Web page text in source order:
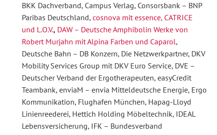
BKK Dachverband, Campus Verlag, Consorsbank – BNP
Paribas Deutschland, cosnova mit essence, CATRICE
und L.O.V., DAW – Deutsche Amphibolin Werke von
Robert Murjahn mit Alpina Farben und Caparol,
Deutsche Bahn – DB Konzern, Die Netzwerkpartner, DKV
Mobility Services Group mit DKV Euro Service, DVE –
Deutscher Verband der Ergotherapeuten, easyCredit
Teambank, enviaM – envia Mitteldeutsche Energie, Ergo
Kommunikation, Flughafen München, Hapag-Lloyd
Linienreederei, Hettich Holding Möbeltechnik, IDEAL
Lebensversicherung, IFK – Bundesverband